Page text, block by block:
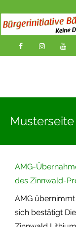
Publikationen
Impressionen
AMG-
des Zinnwald-
AMG
sich bestätigt